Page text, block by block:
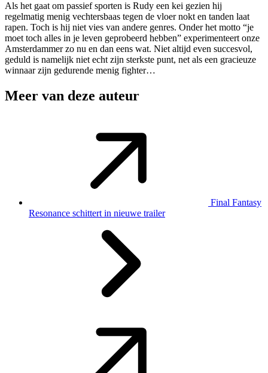
Als het gaat om passief sporten is Rudy een kei gezien hij
regelmatig menig vechtersbaas tegen de vloer nokt en tanden laat
rapen. Toch is hij niet vies van andere genres. Onder het motto “je
moet toch alles in je leven geprobeerd hebben” experimenteert onze
Amsterdammer zo nu en dan eens wat. Niet altijd even succesvol,
geduld is namelijk niet echt zijn sterkste punt, net als een gracieuze
winnaar zijn gedurende menig fighter…
Meer van deze auteur
Final Fantasy
Resonance schittert in nieuwe trailer